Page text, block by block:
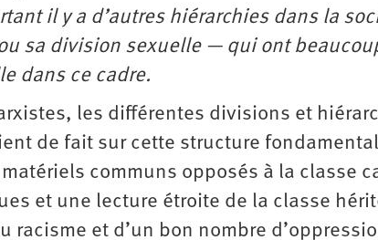
il y a d’autres hiérarchies dans la
sa division sexuelle — qui ont
dans ce cadre.
les différentes divisions et
de fait sur cette structure
communs opposés à la classe
et une lecture étroite de la classe
racisme et d’un bon nombre